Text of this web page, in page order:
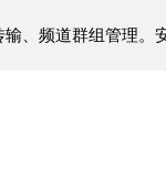
navigation
、频道群组管理。